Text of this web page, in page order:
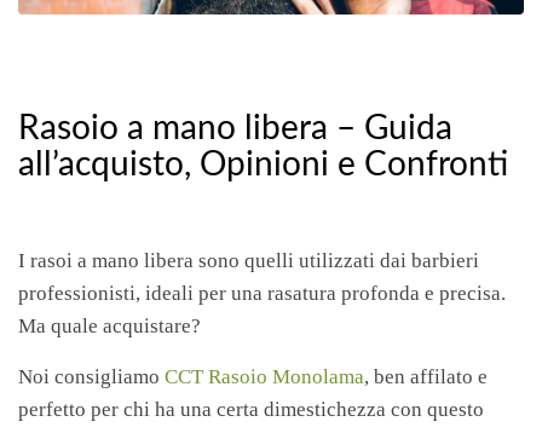
Rasoio a mano libera – Guida
all’acquisto, Opinioni e Confronti
I rasoi a mano libera sono quelli utilizzati dai barbieri
professionisti, ideali per una rasatura profonda e precisa.
Ma quale acquistare?
Noi consigliamo CCT Rasoio Monolama, ben affilato e
perfetto per chi ha una certa dimestichezza con questo